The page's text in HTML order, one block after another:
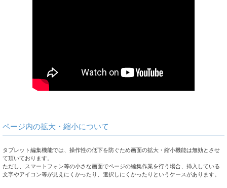
ページ内の拡大・縮小について
タブレット編集機能では、操作性の低下を防ぐため画面の拡大・縮小機能は無効とさせ
て頂いております。
ただし、スマートフォン等の小さな画面でページの編集作業を行う場合、挿入している
文字やアイコン等が見えにくかったり、選択しにくかったりというケースがあります。